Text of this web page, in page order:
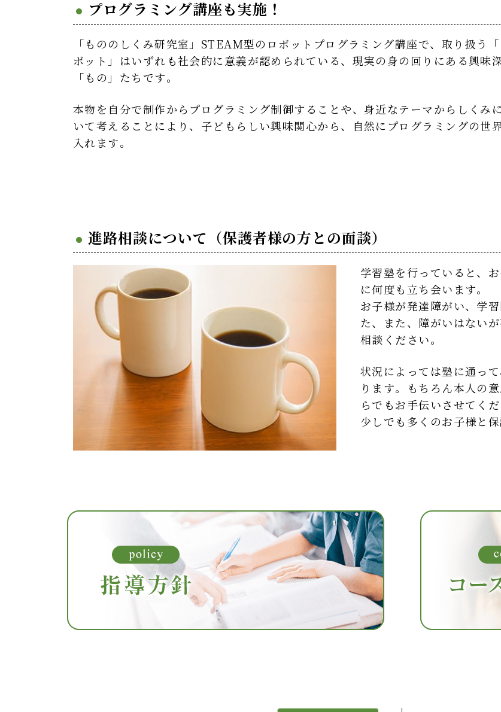
プログラミング講座も実施！
「もののしくみ研究室」STEAM型のロボットプログラミング講座で、取り扱う「
ボット」はいずれも社会的に意義が認められている、現実の身の回りにある興味
「もの」たちです。
本物を自分で制作からプログラミング制御することや、身近なテーマからしくみ
いて考えることにより、子どもらしい興味関心から、自然にプログラミングの世
入れます。
進路相談について（保護者様の方との面談）
学習塾を行っていると、
に何度も立ち会います。
お子様が発達障がい、学
た、また、障がいはない
相談ください。
状況によっては塾に通っ
ります。もちろん本人の
らでもお手伝いさせてくだ
少しでも多くのお子様と